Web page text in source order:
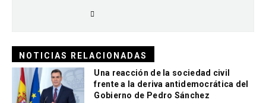
NOTICIAS RELACIONADAS
Una reacción de la sociedad civil
frente a la deriva antidemocrática del
Gobierno de Pedro Sánchez